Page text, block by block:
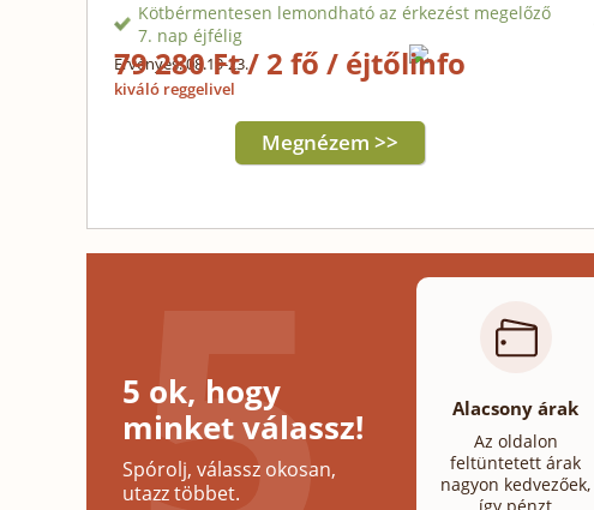
Kötbérmentesen lemondható az érkezést megelőző
7. nap éjfélig
Érvényes: 08.19-23.
79 280 Ft / 2 fő / éjtől
kiváló reggelivel
Megnézem >>
5 ok, hogy
minket válassz!
Spórolj, válassz okosan,
utazz többet.
Alacsony árak
Az oldalon
feltüntetett árak
nagyon kedvezőek,